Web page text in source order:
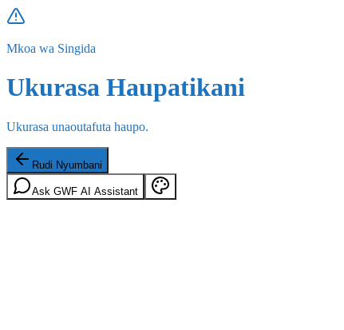
Mkoa wa Singida
Ukurasa Haupatikani
Ukurasa unaoutafuta haupo.
Rudi Nyumbani
Ask GWF AI Assistant